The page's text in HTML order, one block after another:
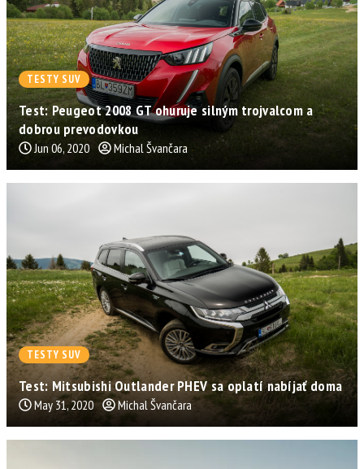
TESTY SUV
Test: Peugeot 2008 GT ohuruje silným trojvalcom a
dobrou prevodovkou
Jun 06, 2020 Michal Švančara
TESTY SUV
Test: Mitsubishi Outlander PHEV sa oplatí nabíjať doma
May 31, 2020 Michal Švančara